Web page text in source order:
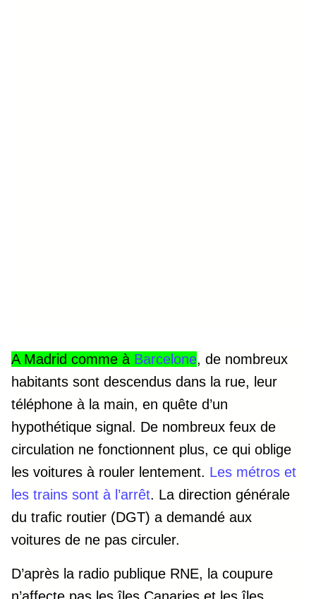
A Madrid comme à Barcelone, de nombreux
habitants sont descendus dans la rue, leur
téléphone à la main, en quête d’un
hypothétique signal. De nombreux feux de
circulation ne fonctionnent plus, ce qui oblige
les voitures à rouler lentement. Les métros et
les trains sont à l’arrêt. La direction générale
du trafic routier (DGT) a demandé aux
voitures de ne pas circuler.
D’après la radio publique RNE, la coupure